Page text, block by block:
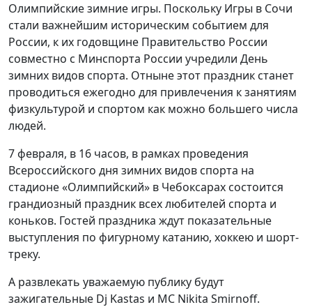
Олимпийские зимние игры. Поскольку Игры в Сочи
стали важнейшим историческим событием для
России, к их годовщине Правительство России
совместно с Минспорта России учредили День
зимних видов спорта. Отныне этот праздник станет
проводиться ежегодно для привлечения к занятиям
физкультурой и спортом как можно большего числа
людей.
7 февраля, в 16 часов, в рамках проведения
Всероссийского дня зимних видов спорта на
стадионе «Олимпийский» в Чебоксарах состоится
грандиозный праздник всех любителей спорта и
коньков. Гостей праздника ждут показательные
выступления по фигурному катанию, хоккею и шорт-
треку.
А развлекать уважаемую публику будут
зажигательные Dj Kastas и MC Nikita Smirnoff.